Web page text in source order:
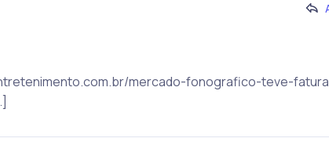
mercado-fonografico-teve-